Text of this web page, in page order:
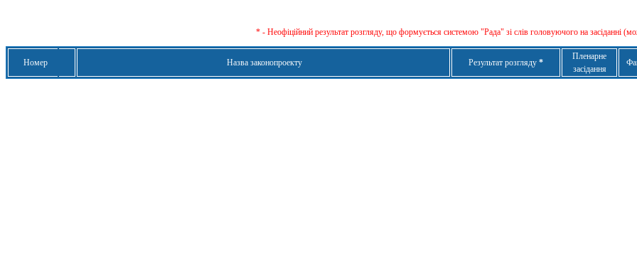
* - Неофіційний результат розгляду, що формується сиcтемою "Рада" зі слів головуючого на засіданні
Номер Назва законопроекту Результат розгляду *
Пленарне
засідання